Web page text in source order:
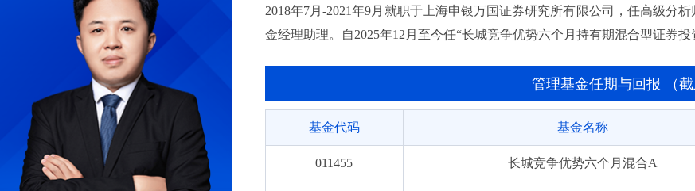
020266 长城产业优选混合C
2018年7月-2021年9月就职于上海申银万国证券研究所有限公司，任高级分
金经理助理。自2025年12月至今任“长城竞争优势六个月持有期混合型证券投
管理基金任期与回报 （截
基金代码 基金名称
011455 长城竞争优势六个月混合A